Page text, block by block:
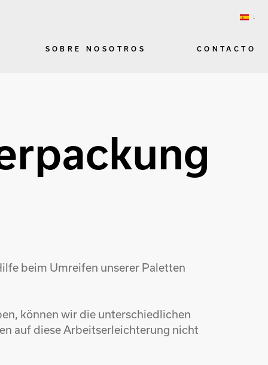
SOBRE NOSOTROS CONTACTO
beim Umreifen unserer Paletten
können wir die unterschiedlichen
auf diese Arbeitserleichterung nicht